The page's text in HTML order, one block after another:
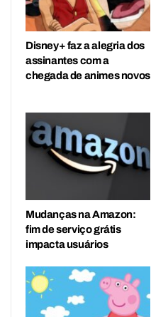
Disney+ faz a alegria dos
assinantes com a
chegada de animes novos
Mudanças na Amazon:
fim de serviço grátis
impacta usuários